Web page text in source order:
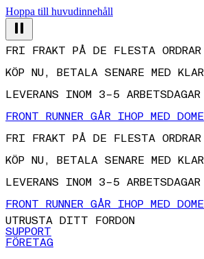
Hoppa till huvudinnehåll
FRI FRAKT PÅ DE FLESTA
KÖP NU, BETALA SENARE MED
LEVERANS INOM 3–5 ARBETSDAGAR
FRONT RUNNER GÅR IHOP MED
FRI FRAKT PÅ DE FLESTA
KÖP NU, BETALA SENARE MED
LEVERANS INOM 3–5 ARBETSDAGAR
FRONT RUNNER GÅR IHOP MED
UTRUSTA DITT FORDON
SUPPORT
FÖRETAG